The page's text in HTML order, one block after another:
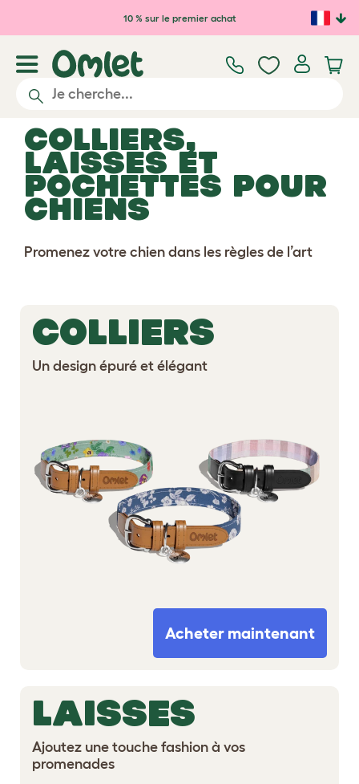
Passer au contenu principal
10 % sur le premier achat
Colliers,
laisses et
pochettes pour
chiens
Promenez votre chien dans les règles de l’art
COLLIERS
Un design épuré et élégant
Acheter maintenant
LAISSES
Ajoutez une touche fashion à vos
promenades